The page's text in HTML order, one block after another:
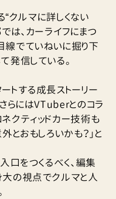
“クルマに詳しくない
は、カーライフにまつ
線でていねいに掘り下
発信している。
トする成長ストーリー
さらにはVTuberとのコラ
クティッドカー技術も
とおもしろいかも？」と
口をつくるべく、編集
大の視点でクルマと人